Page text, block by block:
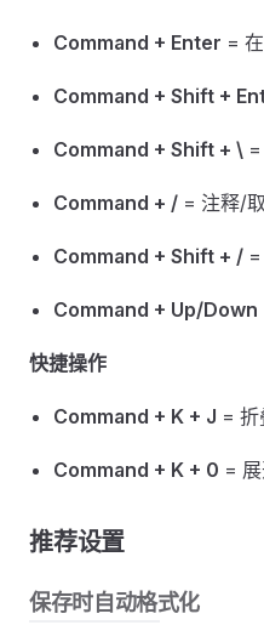
Command + Enter =
Command + Shift +
Command + Shift + \
Command + / = 注释/
Command + Shift + /
Command + Up/Down
快捷操作
Command + K + J =
Command + K + 0 =
推荐设置
保存时自动格式化